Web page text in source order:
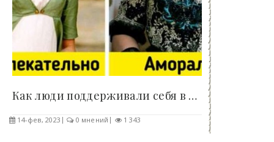
Как люди поддерживали себя в форме до появления..
14-фев, 2023 0 мнений 1 343